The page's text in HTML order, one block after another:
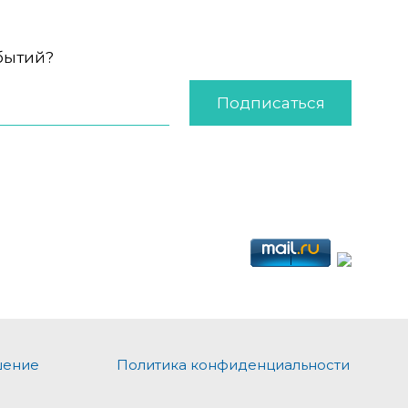
Подписаться
Политика конфиденциальности